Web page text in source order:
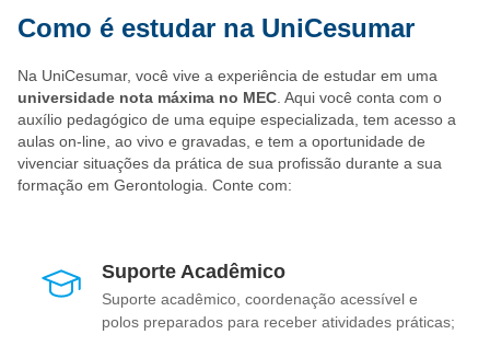
Como é estudar na UniCesumar
Na UniCesumar, você vive a experiência de estudar em uma
universidade nota máxima no MEC. Aqui você conta com o
auxílio pedagógico de uma equipe especializada, tem acesso a
aulas on-line, ao vivo e gravadas, e tem a oportunidade de
vivenciar situações da prática de sua profissão durante a sua
formação em Gerontologia. Conte com:
Suporte Acadêmico
Suporte acadêmico, coordenação acessível e
polos preparados para receber atividades práticas;